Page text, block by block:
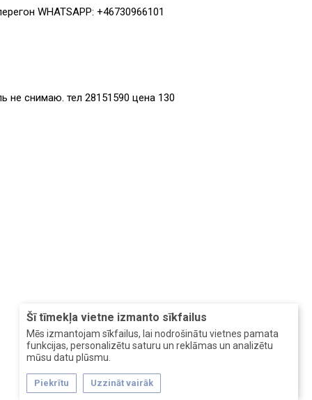
Šī tīmekļa vietne izmanto sīkfailus
Mēs izmantojam sīkfailus, lai nodrošinātu vietnes pamata
funkcijas, personalizētu saturu un reklāmas un analizētu
mūsu datu plūsmu.
Piekrītu Uzzināt vairāk
WHATSAPP: +46730966101
не снимаю. тел 28151590 цена 130